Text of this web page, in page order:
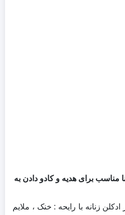
مناسب برای هدیه و کادو دادن به
زنانه با رایحه : خنک ، ملایم